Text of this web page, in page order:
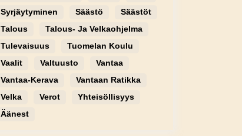
Syrjäytyminen
Säästö
Säästöt
Talous
Talous- Ja Velkaohjelma
Tulevaisuus
Tuomelan Koulu
Vaalit
Valtuusto
Vantaa
Vantaa-Kerava
Vantaan Ratikka
Velka
Verot
Yhteisöllisyys
Äänest